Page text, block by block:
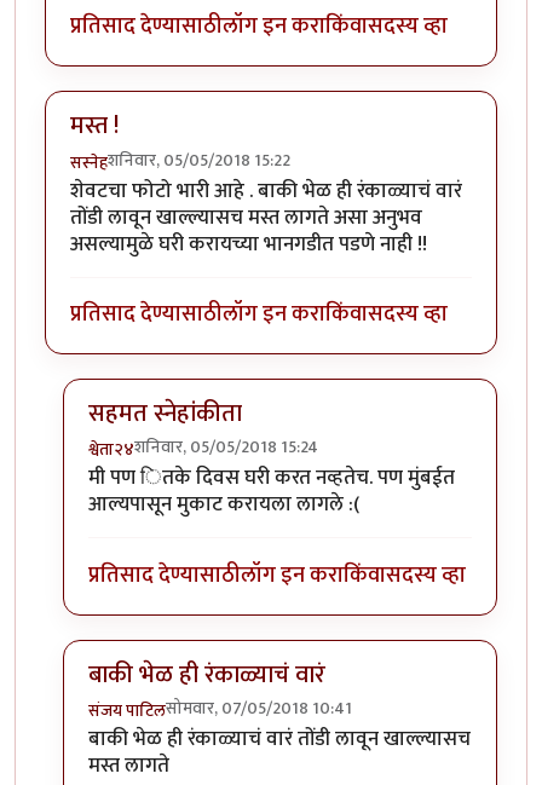
प्रतिसाद देण्यासाठीलॉग इन कराकिंवासदस्य व्हा
मस्त !
सस्नेहशनिवार, 05/05/2018 15:22
शेवटचा फोटो भारी आहे . बाकी भेळ ही रंकाळ्याचं वारं
तोंडी लावून खाल्ल्यासच मस्त लागते असा अनुभव
असल्यामुळे घरी करायच्या भानगडीत पडणे नाही !!
प्रतिसाद देण्यासाठीलॉग इन कराकिंवासदस्य व्हा
सहमत स्नेहांकीता
श्वेता२४शनिवार, 05/05/2018 15:24
In reply toमस्त !byसस्नेह
मी पण ितके दिवस घरी करत नव्हतेच. पण मुंबईत
आल्यपासून मुकाट करायला लागले :(
प्रतिसाद देण्यासाठीलॉग इन कराकिंवासदस्य व्हा
बाकी भेळ ही रंकाळ्याचं वारं
संजय पाटिलसोमवार, 07/05/2018 10:41
In reply toमस्त !byसस्नेह
बाकी भेळ ही रंकाळ्याचं वारं तोंडी लावून खाल्ल्यासच
मस्त लागते